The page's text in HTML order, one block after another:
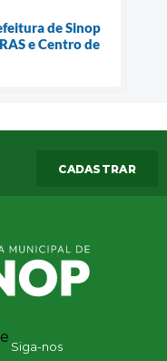
de Sinop
e Centro de
CADASTRAR
Siga-nos